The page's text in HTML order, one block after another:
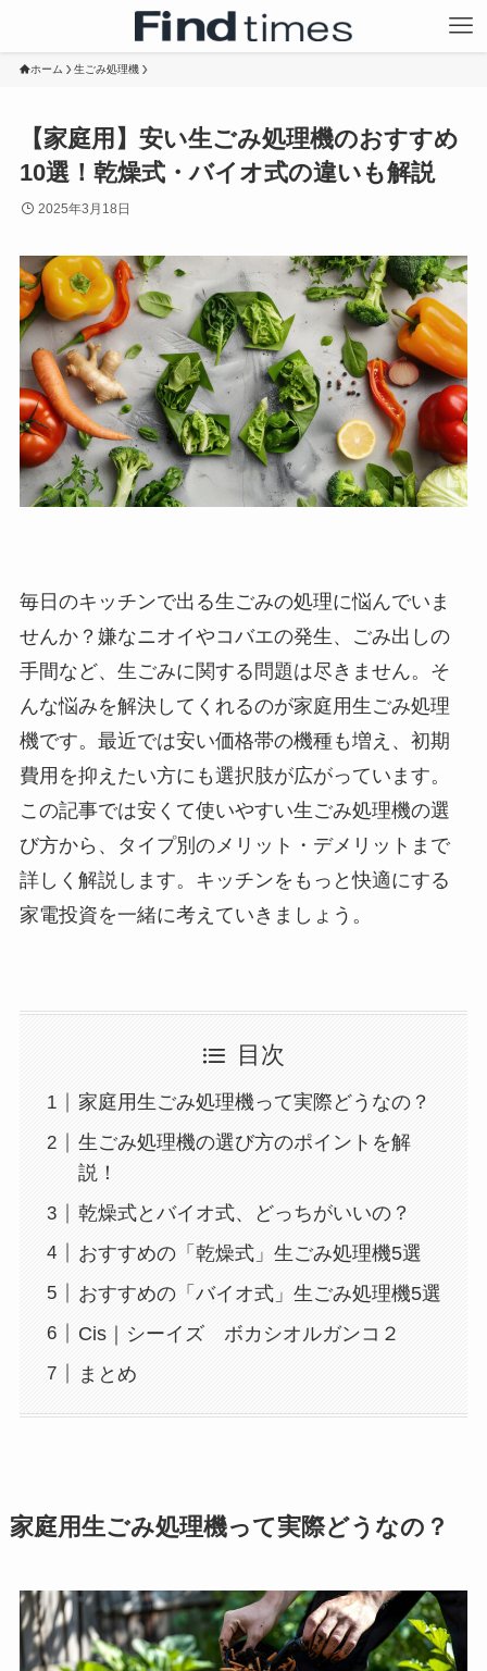
ホーム 生ごみ処理機
【家庭用】安い生ごみ処理機のおすすめ
10選！乾燥式・バイオ式の違いも解説
2025年3月18日
毎日のキッチンで出る生ごみの処理に悩んでいま
せんか？嫌なニオイやコバエの発生、ごみ出しの
手間など、生ごみに関する問題は尽きません。そ
んな悩みを解決してくれるのが家庭用生ごみ処理
機です。最近では安い価格帯の機種も増え、初期
費用を抑えたい方にも選択肢が広がっています。
この記事では安くて使いやすい生ごみ処理機の選
び方から、タイプ別のメリット・デメリットまで
詳しく解説します。キッチンをもっと快適にする
家電投資を一緒に考えていきましょう。
目次
家庭用生ごみ処理機って実際どうなの？
生ごみ処理機の選び方のポイントを解
説！
乾燥式とバイオ式、どっちがいいの？
おすすめの「乾燥式」生ごみ処理機5選
おすすめの「バイオ式」生ごみ処理機5選
Cis｜シーイズ ボカシオルガンコ２
まとめ
家庭用生ごみ処理機って実際どうなの？